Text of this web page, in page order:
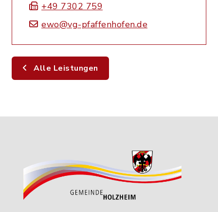
+49 7302 759
ewo@vg-pfaffenhofen.de
Alle Leistungen